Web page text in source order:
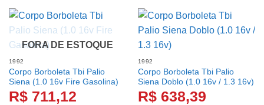
FORA DE ESTOQUE
1992
Corpo Borboleta Tbi Palio
Siena (1.0 16v Fire Gasolina)
R$711,12
1992
Corpo Borboleta Tbi Palio
Siena Doblo (1.0 16v / 1.3 16v)
R$638,39